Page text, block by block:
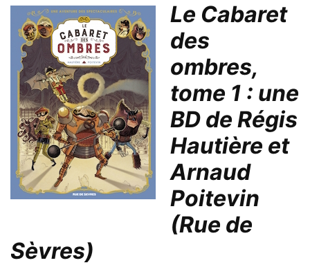
Le Cabaret
des
ombres,
tome 1 : une
BD de Régis
Hautière et
Arnaud
Poitevin
(Rue de
Sèvres)